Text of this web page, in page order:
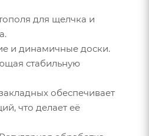
для щелчка и
и динамичные доски.
стабильную
обеспечивает
что делает её